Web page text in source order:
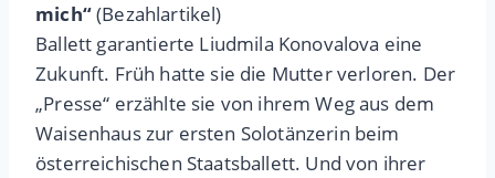
mich“(Bezahlartikel)
Ballett garantierte Liudmila Konovalova eine
Zukunft. Früh hatte sie die Mutter verloren. Der
„Presse“ erzählte sie von ihrem Weg aus dem
Waisenhaus zur ersten Solotänzerin beim
österreichischen Staatsballett. Und von ihrer